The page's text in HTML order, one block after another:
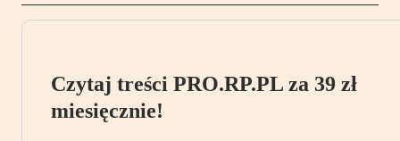
Czytaj treści PRO.RP.PL za 39 zł
miesięcznie!